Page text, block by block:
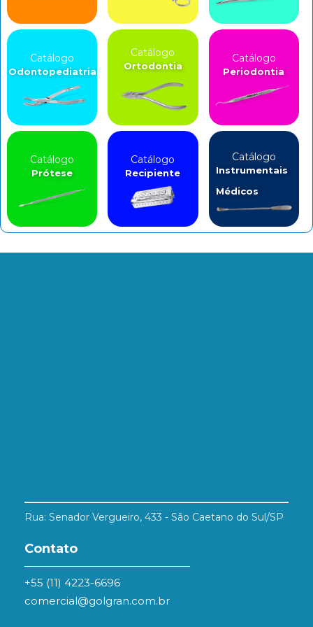
Catálogo
Odontopediatria
Catálogo
Ortodontia
Catálogo
Periodontia
Catálogo
Prótese
Catálogo
Recipiente
Catálogo
Instrumentais
Médicos
Rua: Senador Vergueiro, 433 - São Caetano do Sul/SP
Contato
+55 (11) 4223-6696
comercial@golgran.com.br